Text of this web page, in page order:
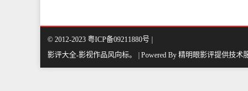
© 2012-2023 粤ICP备09211880号 |
影评大全-影视作品风向标。 | Powered By 精明眼影评提供技术